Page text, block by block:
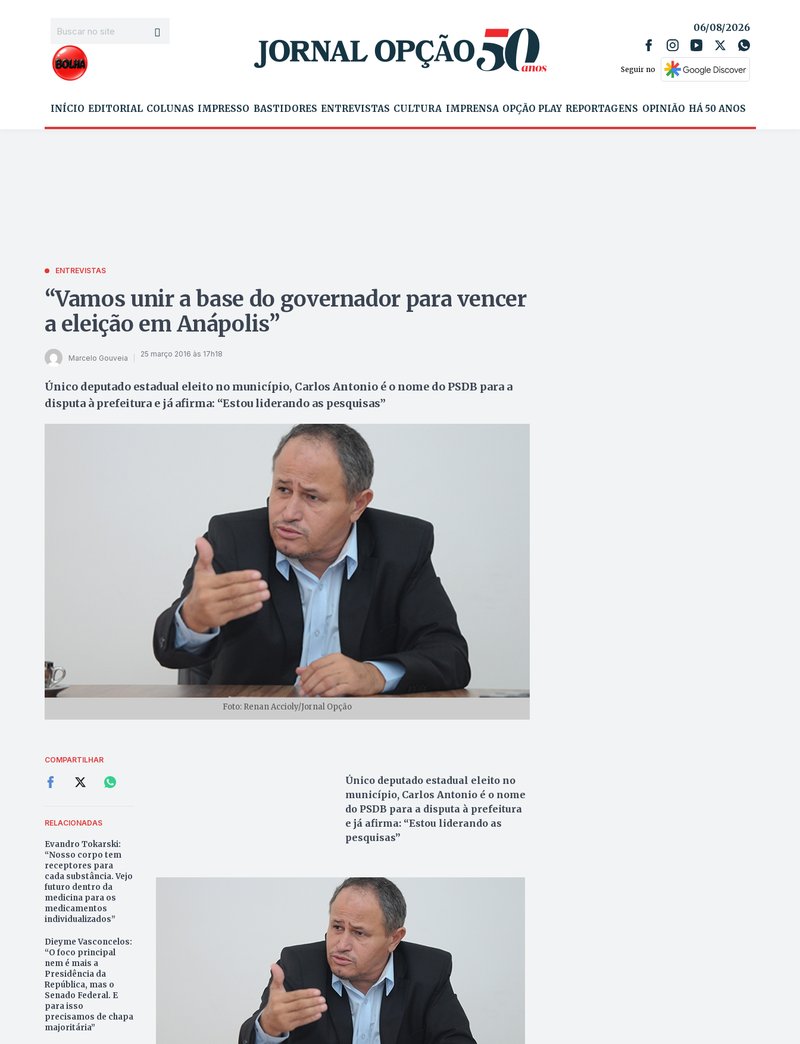
06/08/2026
Seguir no
INÍCIO EDITORIAL COLUNAS IMPRESSO BASTIDORES ENTREVISTAS CULTURA IMPRENSA OPÇÃO PLAY REPORTAGENS OPINIÃO HÁ 50 ANOS
ENTREVISTAS
“Vamos unir a base do governador para vencer
a eleição em Anápolis”
Marcelo Gouveia 25 março 2016 às 17h18
Único deputado estadual eleito no município, Carlos Antonio é o nome do PSDB para a
disputa à prefeitura e já afirma: “Estou liderando as pesquisas”
Foto: Renan Accioly/Jornal Opção
COMPARTILHAR
RELACIONADAS
Evandro Tokarski:
“Nosso corpo tem
receptores para
cada substância. Vejo
futuro dentro da
medicina para os
medicamentos
individualizados”
Dieyme Vasconcelos:
“O foco principal
nem é mais a
Presidência da
República, mas o
Senado Federal. E
para isso
precisamos de chapa
majoritária”
Único deputado estadual eleito no
município, Carlos Antonio é o nome
do PSDB para a disputa à prefeitura
e já afirma: “Estou liderando as
pesquisas”